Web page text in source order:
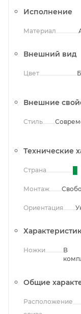
Исполнение
Материал
Внешний вид
Цвет
Внешние
Стиль
Технические
Страна
Монтаж
Ориентация
Ножки
В
Общие
Расположение